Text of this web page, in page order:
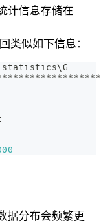
计信息存储在
类似如下信息：
******************
据分布会频繁更